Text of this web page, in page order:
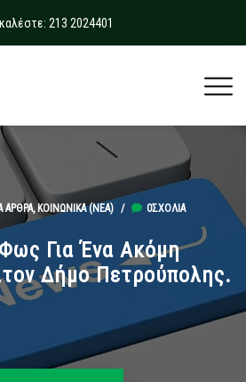
καλέστε: 213 2024401
ΆΡΘΡΑ, ΚΟΙΝΩΝΙΚΆ (ΝΕΑ)/ 0ΣΧΌΛΙΑ
Για Ένα Ακόμη
Δήμο Πετρούπολης.